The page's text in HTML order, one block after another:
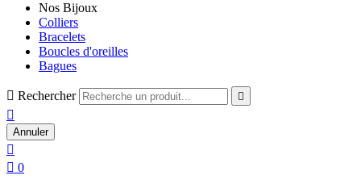
Nos Bijoux
Colliers
Bracelets
Boucles d'oreilles
Bagues
 Rechercher 

Annuler

 0